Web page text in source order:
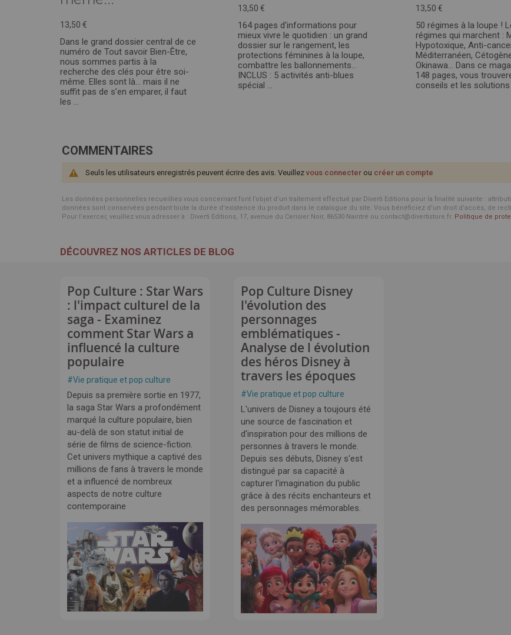
13,50 €
Dans le grand dossier central de ce
numéro de Tout savoir Bien-Être,
nous sommes partis à la
recherche des clés pour être soi-
même. Elles sont là… mais il ne
suffit pas de s’en emparer, il faut
les ...
13,50 €
164 pages d'informations pour
mieux vivre le quotidien : un grand
dossier sur le rangement, les
protections féminines à la loupe,
combattre les ballonnements…
INCLUS : 5 activités anti-blues
spécial ...
13,50 €
50 régimes à la loupe !
régimes qui marchent :
Hypotoxique, Anti-
Méditerranéen,
Okinawa… Dans ce
148 pages, vous
conseils et les solutions
COMMENTAIRES
Seuls les utilisateurs enregistrés peuvent écrire des avis. Veuillez vous connecter ou créer un compte
Les données personnelles recueillies vous concernant font l’objet d’un traitement effectué par Diverti Editions pour la finalité suivante :
données sont conservées pendant toute la durée d'existence du produit dans le catalogue du site. Vous bénéficiez d’un droit d’accès, de
Pour l’exercer, veuillez vous adresser à : Diverti Editions, 17, avenue du Cerisier Noir, 86530 Naintré ou contact@divertistore.fr. Politique de
DÉCOUVREZ NOS ARTICLES DE BLOG
Pop Culture : Star Wars
: l'impact culturel de la
saga - Examinez
comment Star Wars a
influencé la culture
populaire
#Vie pratique et pop culture
Depuis sa première sortie en 1977,
la saga Star Wars a profondément
marqué la culture populaire, bien
au-delà de son statut initial de
série de films de science-fiction.
Cet univers mythique a captivé des
millions de fans à travers le monde
et a influencé de nombreux
aspects de notre culture
contemporaine
Pop Culture Disney
l'évolution des
personnages
emblématiques -
Analyse de l évolution
des héros Disney à
travers les époques
#Vie pratique et pop culture
L'univers de Disney a toujours été
une source de fascination et
d'inspiration pour des millions de
personnes à travers le monde.
Depuis ses débuts, Disney s'est
distingué par sa capacité à
capturer l'imagination du public
grâce à des récits enchanteurs et
des personnages mémorables.